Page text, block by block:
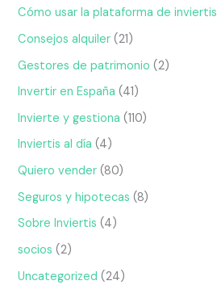
Cómo usar la plataforma de inviertis
Consejos alquiler (21)
Gestores de patrimonio (2)
Invertir en España (41)
Invierte y gestiona (110)
Inviertis al día (4)
Quiero vender (80)
Seguros y hipotecas (8)
Sobre Inviertis (4)
socios (2)
Uncategorized (24)